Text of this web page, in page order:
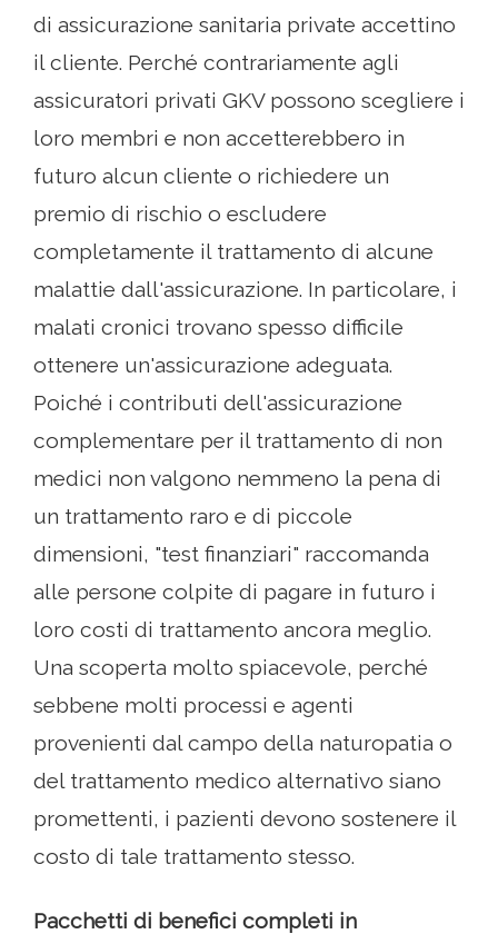
di assicurazione sanitaria private accettino
il cliente. Perché contrariamente agli
assicuratori privati ​​GKV possono scegliere i
loro membri e non accetterebbero in
futuro alcun cliente o richiedere un
premio di rischio o escludere
completamente il trattamento di alcune
malattie dall'assicurazione. In particolare, i
malati cronici trovano spesso difficile
ottenere un'assicurazione adeguata.
Poiché i contributi dell'assicurazione
complementare per il trattamento di non
medici non valgono nemmeno la pena di
un trattamento raro e di piccole
dimensioni, "test finanziari" raccomanda
alle persone colpite di pagare in futuro i
loro costi di trattamento ancora meglio.
Una scoperta molto spiacevole, perché
sebbene molti processi e agenti
provenienti dal campo della naturopatia o
del trattamento medico alternativo siano
promettenti, i pazienti devono sostenere il
costo di tale trattamento stesso.
Pacchetti di benefici completi in